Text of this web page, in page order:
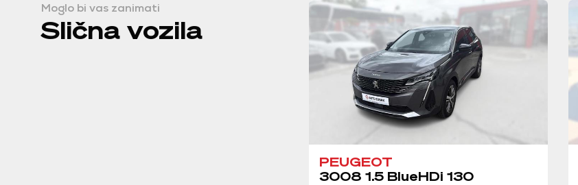
Moglo bi vas zanimati
Slična vozila
PEUGEOT
3008 1.5 BlueHDi 130